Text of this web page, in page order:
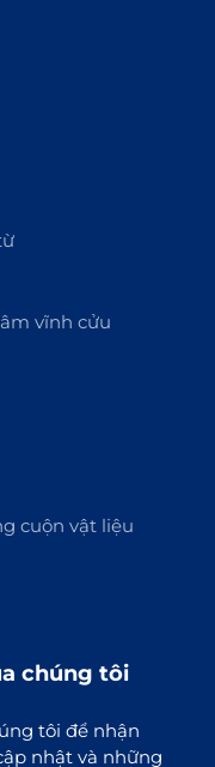
vĩnh cửu
cuộn vật liệu
chúng tôi
tôi để nhận
nhật và những